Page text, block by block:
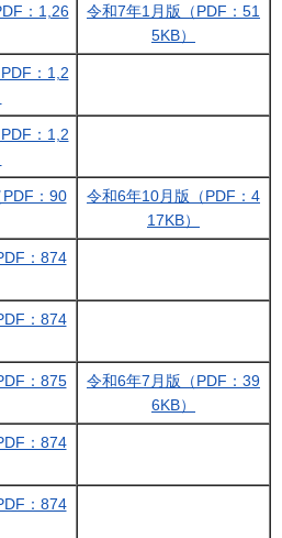
：1,26
令和7年1月版（PDF：51
5KB）
：1,2
：1,2
：90
令和6年10月版（PDF：4
17KB）
：874
：874
：875
令和6年7月版（PDF：39
6KB）
：874
：874